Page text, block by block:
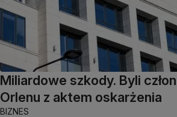
Miliardowe szkody. Byli
Orlenu z aktem oskarżenia
BIZNES